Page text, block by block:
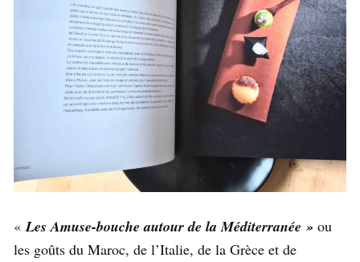
«Les Amuse-bouche autour de la Méditerranée » ou
les goûts du Maroc, de l’Italie, de la Grèce et de